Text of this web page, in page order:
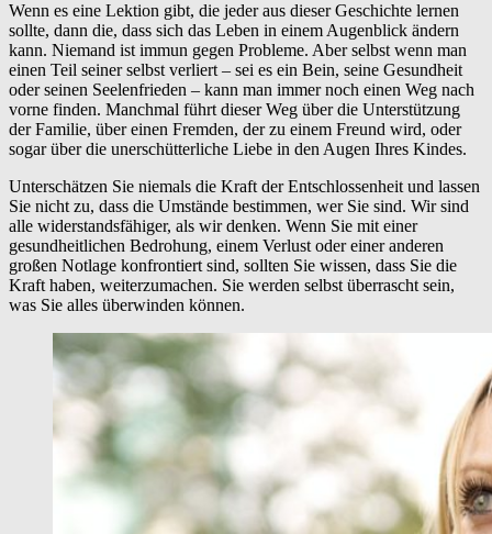
Wenn es eine Lektion gibt, die jeder aus dieser Geschichte lernen
sollte, dann die, dass sich das Leben in einem Augenblick ändern
kann. Niemand ist immun gegen Probleme. Aber selbst wenn man
einen Teil seiner selbst verliert – sei es ein Bein, seine Gesundheit
oder seinen Seelenfrieden – kann man immer noch einen Weg nach
vorne finden. Manchmal führt dieser Weg über die Unterstützung
der Familie, über einen Fremden, der zu einem Freund wird, oder
sogar über die unerschütterliche Liebe in den Augen Ihres Kindes.
Unterschätzen Sie niemals die Kraft der Entschlossenheit und lassen
Sie nicht zu, dass die Umstände bestimmen, wer Sie sind. Wir sind
alle widerstandsfähiger, als wir denken. Wenn Sie mit einer
gesundheitlichen Bedrohung, einem Verlust oder einer anderen
großen Notlage konfrontiert sind, sollten Sie wissen, dass Sie die
Kraft haben, weiterzumachen. Sie werden selbst überrascht sein,
was Sie alles überwinden können.